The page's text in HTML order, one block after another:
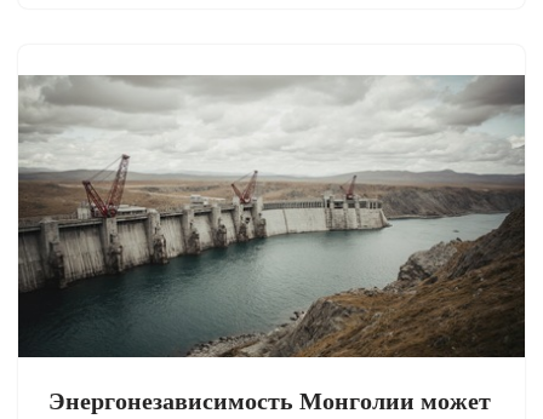
Энергонезависимость Монголии может